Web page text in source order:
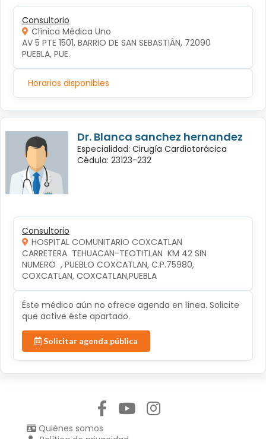
Consultorio
Clínica Médica Uno
AV 5 PTE 1501, BARRIO DE SAN SEBASTIÁN, 72090
PUEBLA, PUE.
Horarios disponibles
Dr. Blanca sanchez hernandez
Especialidad: Cirugía Cardiotorácica
Cédula: 23123-232
Consultorio
HOSPITAL COMUNITARIO COXCATLAN
CARRETERA  TEHUACAN-TEOTITLAN  KM 42 SIN
NUMERO  , PUEBLO COXCATLAN, C.P.75980,
COXCATLAN, COXCATLAN,PUEBLA
Éste médico aún no ofrece agenda en línea. Solicite
que active éste apartado.
Solicitar agenda pública
Quiénes somos